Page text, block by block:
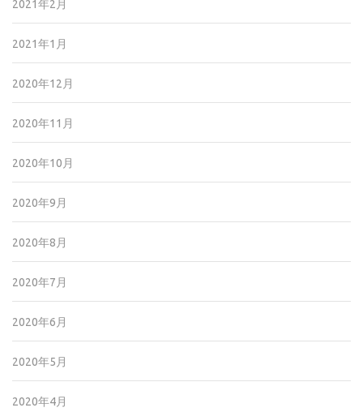
2021年2月
2021年1月
2020年12月
2020年11月
2020年10月
2020年9月
2020年8月
2020年7月
2020年6月
2020年5月
2020年4月